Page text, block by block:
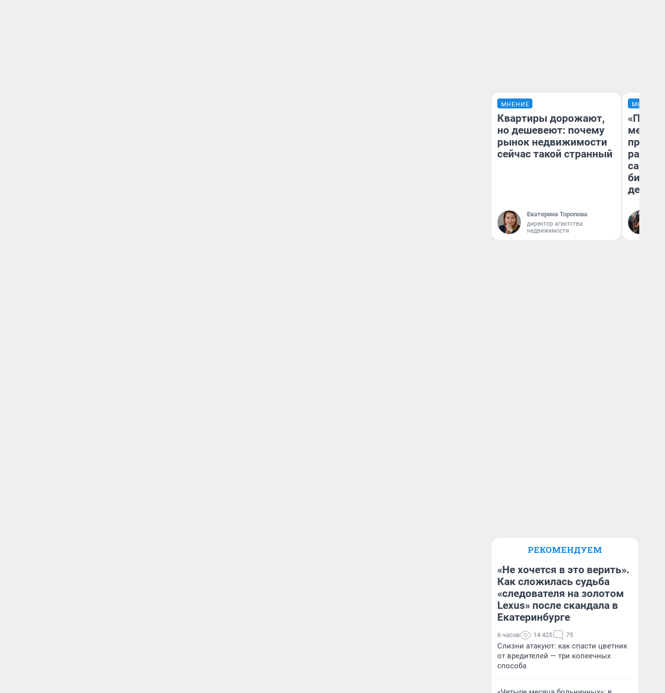
МНЕНИЕ
Квартиры дорожают,
но дешевеют: почему
рынок недвижимости
сейчас такой странный
Екатерина Торопова
директор агентства
недвижимости
МНЕНИЕ
самом
РЕКОМЕНДУЕМ
«Не хочется в это верить».
Как сложилась судьба
«следователя на золотом
Lexus» после скандала в
Екатеринбурге
6 часов 14 425 75
Слизни атакуют: как спасти цветник
от вредителей — три копеечных
способа